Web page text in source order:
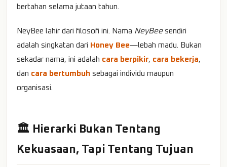
bertahan selama jutaan tahun.
NeyBee lahir dari filosofi ini. Nama NeyBeesendiri
adalah singkatan dari Honey Bee—lebah madu. Bukan
sekadar nama, ini adalah cara berpikir, cara bekerja,
dan cara bertumbuh sebagai individu maupun
organisasi.
🏛️ Hierarki Bukan Tentang
Kekuasaan, Tapi Tentang Tujuan